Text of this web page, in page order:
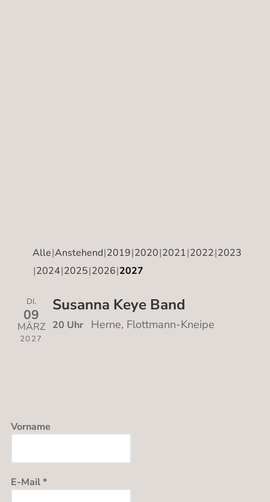
Alle Anstehend 2019 2020 2021 2022 2023
2024 2025 2026 2027
DI.
09
MÄRZ
2027
Susanna Keye Band
20 Uhr Herne, Flottmann-Kneipe
Vorname
E-Mail*